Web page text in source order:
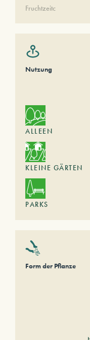
Fruchtzeitc
Nutzung
ALLEEN
KLEINE GÄRTEN
PARKS
Form der Pflanze